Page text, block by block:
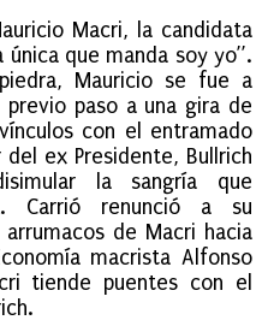
Macri, la candidata
que manda soy yo”.
Mauricio se fue a
paso a una gira de
con el entramado
del ex Presidente, Bullrich
la sangría que
Carrió renunció a su
de Macri hacia
macrista Alfonso
tiende puentes con el